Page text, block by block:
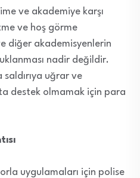
ve akademiye karşı
ve hoş görme
diğer akademisyenlerin
nadir değildir.
uğrar ve
destek olmamak için para
uygulamaları için polise